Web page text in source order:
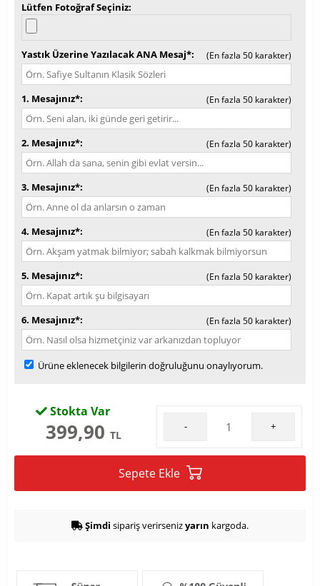
Lütfen Fotoğraf Seçiniz
Yastık Üzerine Yazılacak ANA Mesaj* (En fazla 50 karakter)
1. Mesajınız* (En fazla 50 karakter)
2. Mesajınız* (En fazla 50 karakter)
3. Mesajınız* (En fazla 50 karakter)
4. Mesajınız* (En fazla 50 karakter)
5. Mesajınız* (En fazla 50 karakter)
6. Mesajınız* (En fazla 50 karakter)
Ürüne eklenecek bilgilerin doğruluğunu onaylıyorum.
Stokta Var
399,90 TL
- +
Sepete Ekle
Şimdi sipariş verirsenizyarın kargoda.